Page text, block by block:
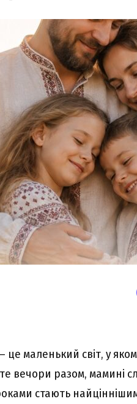
— це маленький світ, у
вечори разом, мамині
стають